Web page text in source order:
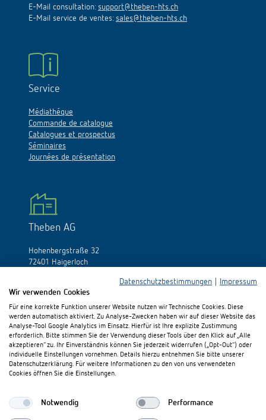
E-Mail consultation: support@theben-hts.ch
E-Mail service de ventes: sales@theben-hts.ch
Service
Médiathéque
Commande de catalogue
Catalogues et prospectus
Séminaires
Journées de présentation
Theben AG
Hohenbergstraße 32
72401 Haigerloch
Tél.:+49 (0)74 74/692-0
Fax: +49 (0)74 74/692-150
E-Mail:info@theben.de
Datenschutzbestimmungen
Impressum
Wir verwenden Cookies
Für eine korrekte Funktion unserer Website nutzen wir Technische Cookies. Diese
werden automatisch aktiviert. Zu Analyse-Zwecken haben wir auf dieser Website das
Analyse-Tool Google Analytics im Einsatz. Hierfür ist Ihre explizite Zustimmung
erforderlich. Bitte stimmen Sie der Verwendung dieser Tools über den Klick auf „Alle
akzeptieren“ zu. Ihr Einverständnis können Sie jederzeit widerrufen („Opt-Out“) oder
individuelle Einstellungen vornehmen. Details hierzu entnehmen Sie bitte unserer
Datenschutzerklärung. Für weitere Informationen zu den von uns verwendeten
Cookies öffnen Sie die Einstellungen.
Notwendig Performance